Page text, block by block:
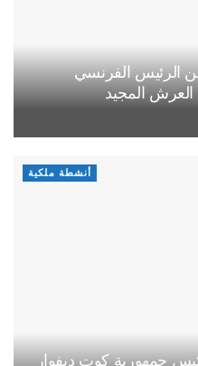
من الرئيس الفرنسي
العرش المجيد
أنشطة ملكية
جمهورية كوت ديفوار